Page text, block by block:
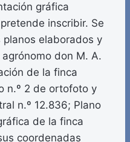
gráfica
inscribir. Se
elaborados y
don M. A.
de la finca
n.º 2 de ortofoto y
n.º 12.836; Plano
de la finca
coordenadas